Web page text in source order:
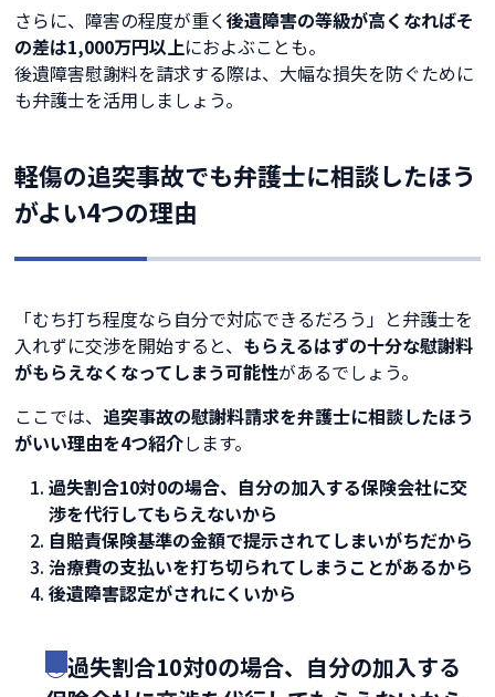
さらに、障害の程度が重く後遺障害の等級が高くなればそ
の差は1,000万円以上におよぶことも。
後遺障害慰謝料を請求する際は、大幅な損失を防ぐために
も弁護士を活用しましょう。
軽傷の追突事故でも弁護士に相談したほう
がよい4つの理由
「むち打ち程度なら自分で対応できるだろう」と弁護士を
入れずに交渉を開始すると、 もらえるはずの十分な慰謝料
がもらえなくなってしまう可能性があるでしょう。
ここでは、 追突事故の慰謝料請求を弁護士に相談したほう
がいい理由を4つ紹介します。
過失割合10対0の場合、自分の加入する保険会社に交
渉を代行してもらえないから
自賠責保険基準の金額で提示されてしまいがちだから
治療費の支払いを打ち切られてしまうことがあるから
後遺障害認定がされにくいから
①過失割合10対0の場合、自分の加入する